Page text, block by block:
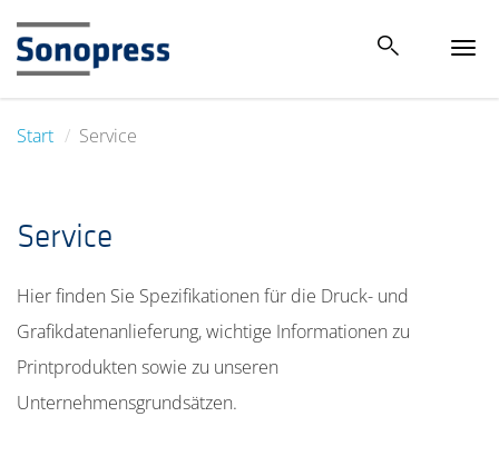
Start Service
Service
Hier finden Sie Spezifikationen für die Druck- und
Grafikdatenanlieferung, wichtige Informationen zu
Printprodukten sowie zu unseren
Unternehmensgrundsätzen.